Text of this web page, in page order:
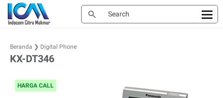
Beranda ❯ Digital Phone
KX-DT346
HARGA CALL